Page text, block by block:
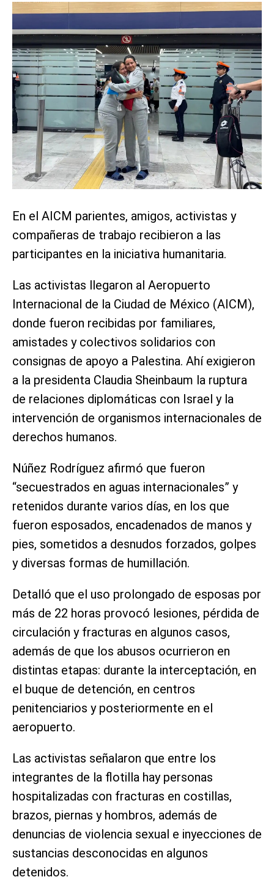
En el AICM parientes, amigos, activistas y
compañeras de trabajo recibieron a las
participantes en la iniciativa humanitaria.
Las activistas llegaron al Aeropuerto
Internacional de la Ciudad de México (AICM),
donde fueron recibidas por familiares,
amistades y colectivos solidarios con
consignas de apoyo a Palestina. Ahí exigieron
a la presidenta Claudia Sheinbaum la ruptura
de relaciones diplomáticas con Israel y la
intervención de organismos internacionales de
derechos humanos.
Núñez Rodríguez afirmó que fueron
“secuestrados en aguas internacionales” y
retenidos durante varios días, en los que
fueron esposados, encadenados de manos y
pies, sometidos a desnudos forzados, golpes
y diversas formas de humillación.
Detalló que el uso prolongado de esposas por
más de 22 horas provocó lesiones, pérdida de
circulación y fracturas en algunos casos,
además de que los abusos ocurrieron en
distintas etapas: durante la interceptación, en
el buque de detención, en centros
penitenciarios y posteriormente en el
aeropuerto.
Las activistas señalaron que entre los
integrantes de la flotilla hay personas
hospitalizadas con fracturas en costillas,
brazos, piernas y hombros, además de
denuncias de violencia sexual e inyecciones de
sustancias desconocidas en algunos
detenidos.